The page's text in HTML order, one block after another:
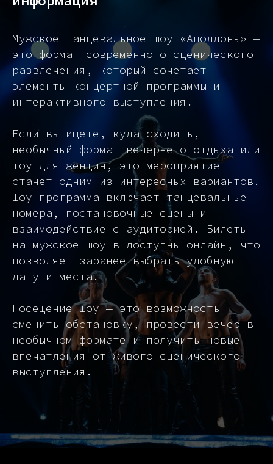
Мужское танцевальное шоу «Аполлоны» —
это формат современного сценического
развлечения, который сочетает
элементы концертной программы и
интерактивного выступления.
Если вы ищете, куда сходить,
необычный формат вечернего отдыха или
шоу для женщин, это мероприятие
станет одним из интересных вариантов.
Шоу-программа включает танцевальные
номера, постановочные сцены и
взаимодействие с аудиторией. Билеты
на мужское шоу в доступны онлайн, что
позволяет заранее выбрать удобную
дату и места.
Посещение шоу — это возможность
сменить обстановку, провести вечер в
необычном формате и получить новые
впечатления от живого сценического
выступления.